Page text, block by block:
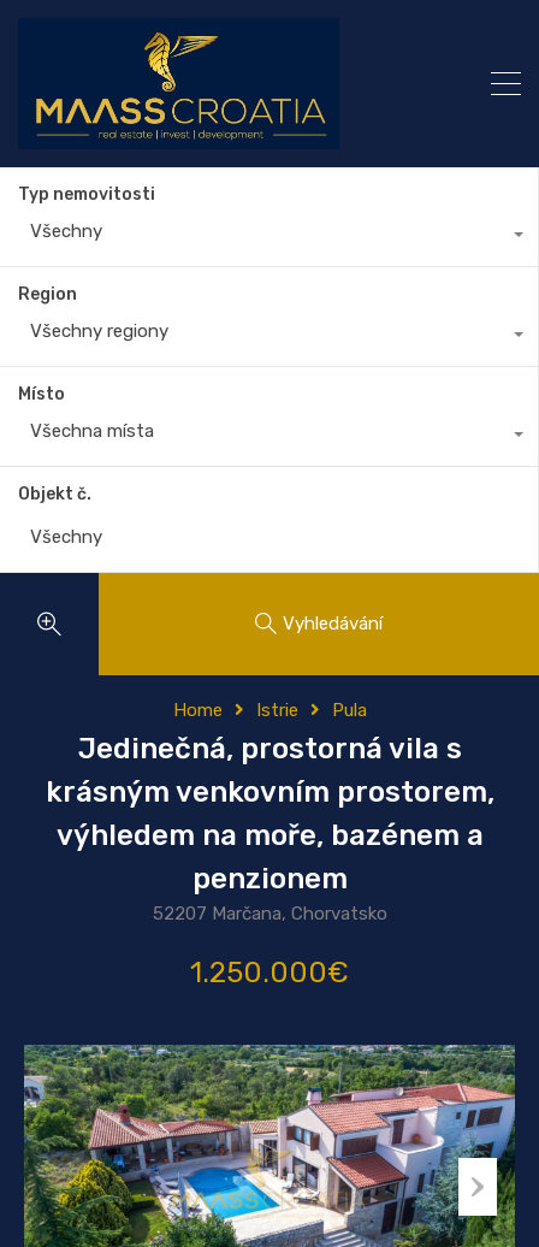
Typ nemovitosti
Všechny
Region
Všechny regiony
Místo
Všechna místa
Objekt č.
Vyhledávání
Home Istrie Pula
Jedinečná, prostorná vila s
krásným venkovním prostorem,
výhledem na moře, bazénem a
penzionem
52207 Marčana, Chorvatsko
1.250.000€